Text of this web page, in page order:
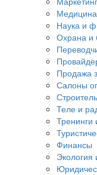
Медицина
Наука и
Охрана и
Продажа
Салоны
Теле и
Тренинги
Финансы
Экология